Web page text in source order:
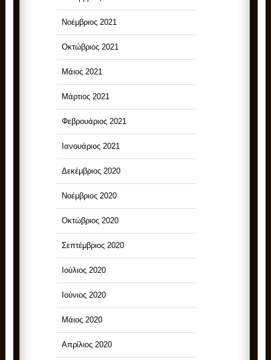
Νοέμβριος 2021
Οκτώβριος 2021
Μάιος 2021
Μάρτιος 2021
Φεβρουάριος 2021
Ιανουάριος 2021
Δεκέμβριος 2020
Νοέμβριος 2020
Οκτώβριος 2020
Σεπτέμβριος 2020
Ιούλιος 2020
Ιούνιος 2020
Μάιος 2020
Απρίλιος 2020